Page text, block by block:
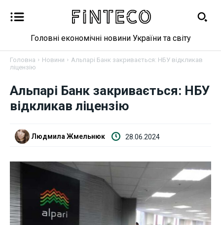
Бізнес
Фінанси
Криптовалюта
Робота і освіта
Головні економічні новини України та світу
Головна Новини
Альпарі Банк закривається: НБУ відкликав
ліцензію
Альпарі Банк закривається: НБУ
відкликав ліцензію
Людмила Жмельнюк 28.06.2024